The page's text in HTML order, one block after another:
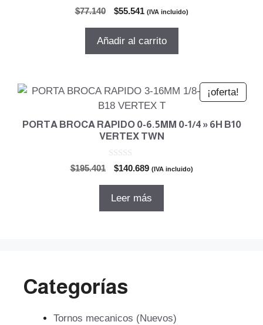
$77.140
El
original
$55.541 El
actual
(IVA incluido)
Añadir al carrito
¡oferta!
PORTA BROCA RAPIDO 0-6.5MM 0-1/4 » 6H B10
VERTEX TWN
$195.401
El
original
$140.689El(IVA incluido)
Leer más
Categorías
Tornos mecanicos (Nuevos)